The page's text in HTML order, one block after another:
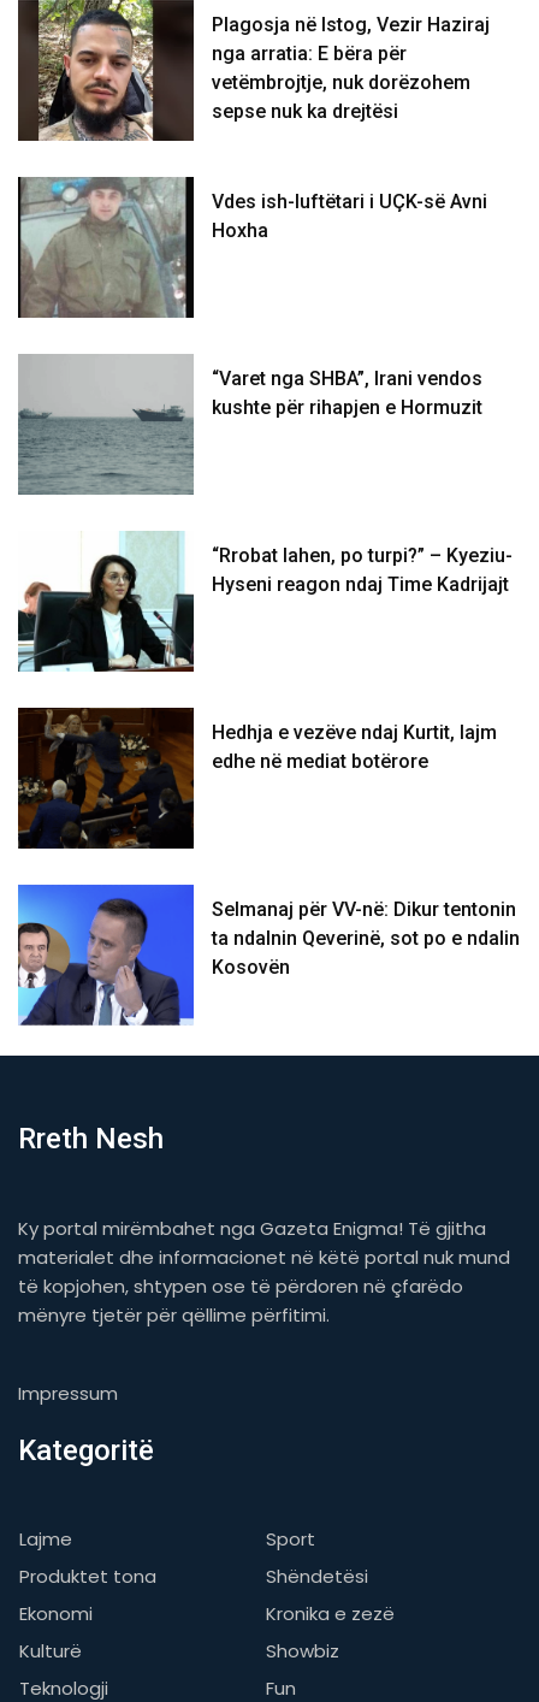
Plagosja në Istog, Vezir Haziraj
nga arratia: E bëra për
vetëmbrojtje, nuk dorëzohem
sepse nuk ka drejtësi
Vdes ish-luftëtari i UÇK-së Avni
Hoxha
“Varet nga SHBA”, Irani vendos
kushte për rihapjen e Hormuzit
“Rrobat lahen, po turpi?” – Kyeziu-
Hyseni reagon ndaj Time Kadrijajt
Hedhja e vezëve ndaj Kurtit, lajm
edhe në mediat botërore
Selmanaj për VV-në: Dikur tentonin
ta ndalnin Qeverinë, sot po e ndalin
Kosovën
Rreth Nesh
Ky portal mirëmbahet nga Gazeta Enigma! Të gjitha
materialet dhe informacionet në këtë portal nuk mund
të kopjohen, shtypen ose të përdoren në çfarëdo
mënyre tjetër për qëllime përfitimi.
Impressum
Kategoritë
Lajme
Sport
Produktet tona
Shëndetësi
Ekonomi
Kronika e zezë
Kulturë
Showbiz
Teknologji
Fun